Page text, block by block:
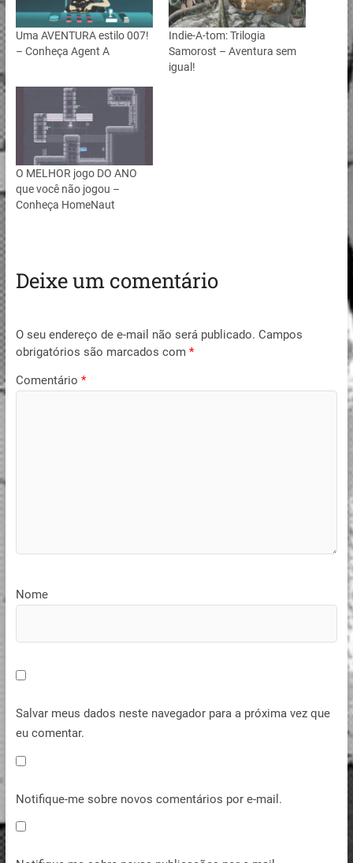
Uma AVENTURA estilo 007!
– Conheça Agent A
Indie-A-tom: Trilogia
Samorost – Aventura sem
igual!
O MELHOR jogo DO ANO
que você não jogou –
Conheça HomeNaut
Deixe um comentário
O seu endereço de e-mail não será publicado. Campos
obrigatórios são marcados com *
Comentário *
Nome
Salvar meus dados neste navegador para a próxima vez que
eu comentar.
Notifique-me sobre novos comentários por e-mail.